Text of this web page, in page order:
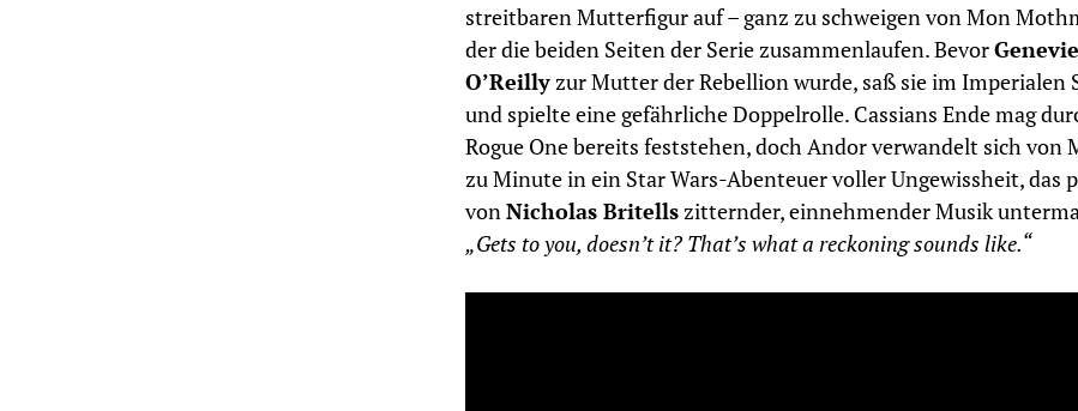
streitbaren Mutterfigur auf – ganz zu schweigen von Mon
der die beiden Seiten der Serie zusammenlaufen. Bevor
O’Reillyzur Mutter der Rebellion wurde, saß sie im Imperialen
und spielte eine gefährliche Doppelrolle. Cassians Ende mag
Rogue One bereits feststehen, doch Andor verwandelt sich von
zu Minute in ein Star Wars-Abenteuer voller Ungewissheit, das
vonNicholas Britellszitternder, einnehmender Musik
„Gets to you, doesn’t it? That’s what a reckoning sounds like.“